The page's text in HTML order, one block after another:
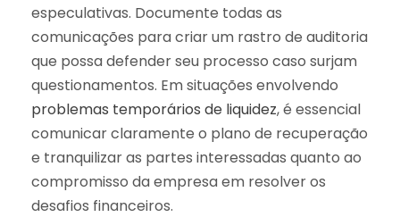
especulativas. Documente todas as
comunicações para criar um rastro de auditoria
que possa defender seu processo caso surjam
questionamentos. Em situações envolvendo
problemas temporários de liquidez, é essencial
comunicar claramente o plano de recuperação
e tranquilizar as partes interessadas quanto ao
compromisso da empresa em resolver os
desafios financeiros.